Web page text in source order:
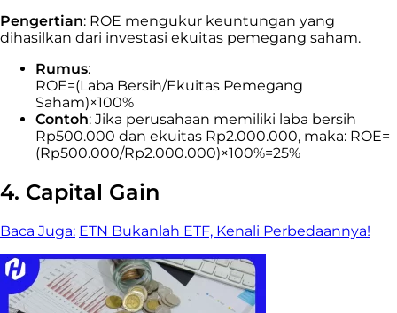
Pengertian: ROE mengukur keuntungan yang
dihasilkan dari investasi ekuitas pemegang saham.
Rumus:
ROE=(Laba Bersih/Ekuitas Pemegang
Saham)×100%
Contoh: Jika perusahaan memiliki laba bersih
Rp500.000 dan ekuitas Rp2.000.000, maka: ROE=
(Rp500.000/Rp2.000.000)×100%=25%
4. Capital Gain
Baca Juga: ETN Bukanlah ETF, Kenali Perbedaannya!